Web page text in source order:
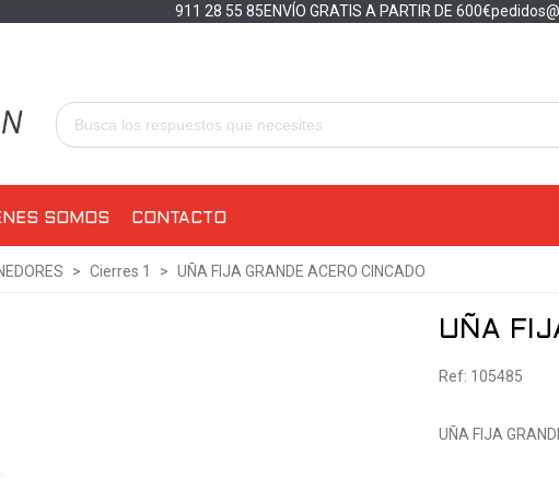
911 28 55 85ENVÍO GRATIS A PARTIR DE 600€
SOMOS CONTACTO
> Cierres 1 > UÑA FIJA GRANDE ACERO CINCADO
UÑA
Ref: 105485
UÑA FIJA